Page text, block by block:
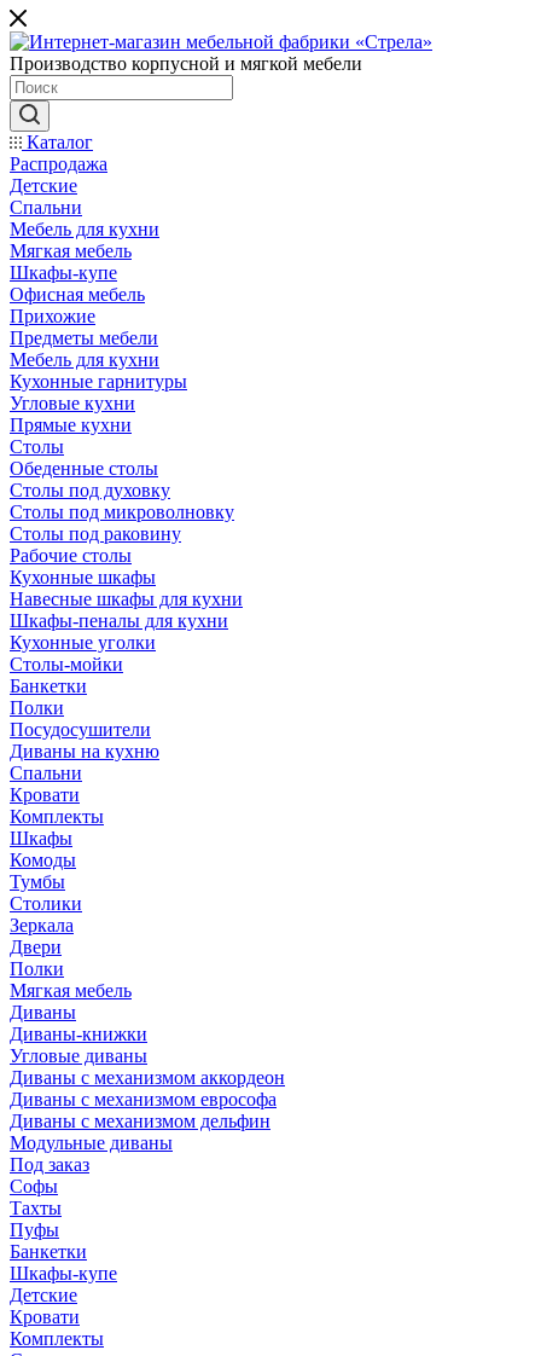
Производство корпусной и мягкой мебели
Каталог
Распродажа
Детские
Спальни
Мебель для кухни
Мягкая мебель
Шкафы-купе
Офисная мебель
Прихожие
Предметы мебели
Мебель для кухни
Кухонные гарнитуры
Угловые кухни
Прямые кухни
Столы
Обеденные столы
Столы под духовку
Столы под микроволновку
Столы под раковину
Рабочие столы
Кухонные шкафы
Навесные шкафы для кухни
Шкафы-пеналы для кухни
Кухонные уголки
Столы-мойки
Банкетки
Полки
Посудосушители
Диваны на кухню
Спальни
Кровати
Комплекты
Шкафы
Комоды
Тумбы
Столики
Зеркала
Двери
Полки
Мягкая мебель
Диваны
Диваны-книжки
Угловые диваны
Диваны с механизмом аккордеон
Диваны с механизмом еврософа
Диваны с механизмом дельфин
Модульные диваны
Под заказ
Софы
Тахты
Пуфы
Банкетки
Шкафы-купе
Детские
Кровати
Комплекты